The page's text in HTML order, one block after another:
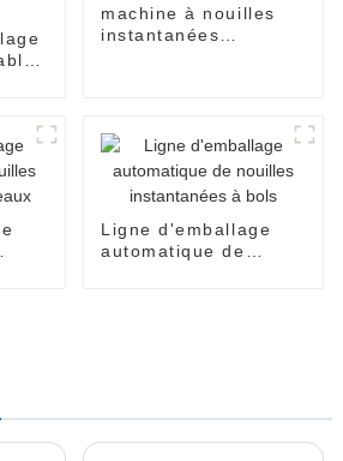
machine à nouilles
instantanées
Ligne d'emballage
automatique de